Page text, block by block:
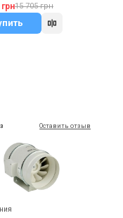
15 705 грн
Оставить отзыв